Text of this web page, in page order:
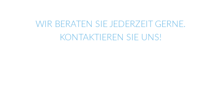
WIR BERATEN SIE JEDERZEIT GERNE.
KONTAKTIEREN SIE UNS!